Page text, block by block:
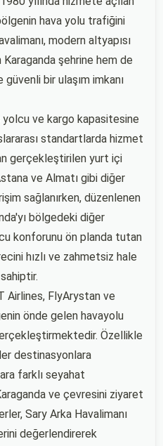
hava yolu trafiğini
modern altyapısı
şehrine hem de
bir ulaşım imkanı
yolcu ve kargo kapasitesine
standartlarda hizmet
gerçekleştirilen yurt içi
ve Almatı gibi diğer
sağlanırken, düzenlenen
bölgedeki diğer
konforunu ön planda tutan
hızlı ve zahmetsiz hale
Airlines, FlyArystan ve
önde gelen havayolu
Özellikle
destinasyonlara
farklı seyahat
ve çevresini ziyaret
Sary Arka Havalimanı
değerlendirerek